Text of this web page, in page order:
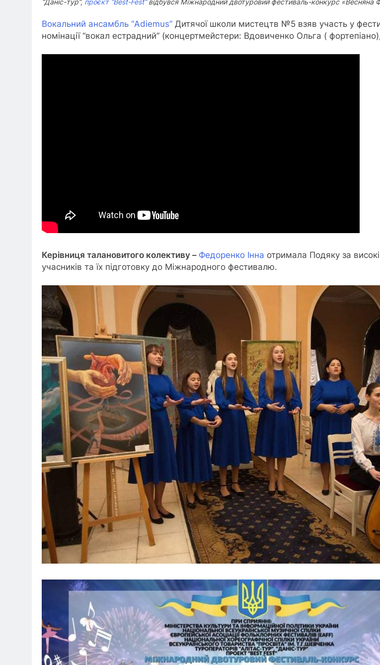
“Даніс-тур”, проєкт “Best-Fest”відбувся Міжнародний двотуровий фестиваль-конкурс «Весняна
Вокальний ансамбль “Аdiemus” Дитячої школи мистецтв №5 взяв участь у
номінації “вокал естрадний” (концертмейстери: Вдовиченко Ольга (
Керівниця талановитого колективу – Федоренко Інна отримала Подяку за
учасників та їх підготовку до Міжнародного фестивалю.